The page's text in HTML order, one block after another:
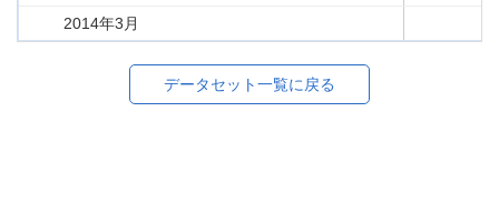
2014年3月
データセット一覧に戻る